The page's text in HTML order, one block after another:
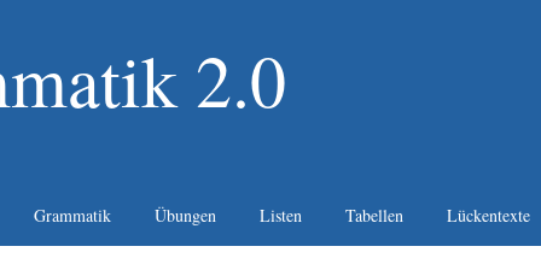
2.0
Grammatik Übungen Listen Tabellen Lückentexte